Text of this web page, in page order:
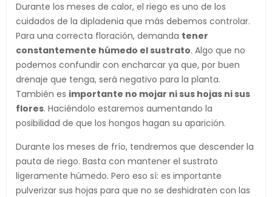
Durante los meses de calor, el riego es uno de los
cuidados de la dipladenia que más debemos controlar.
Para una correcta floración, demanda tener
constantemente húmedo el sustrato. Algo que no
podemos confundir con encharcar ya que, por buen
drenaje que tenga, será negativo para la planta.
También es importante no mojar ni sus hojas ni sus
flores. Haciéndolo estaremos aumentando la
posibilidad de que los hongos hagan su aparición.
Durante los meses de frío, tendremos que descender la
pauta de riego. Basta con mantener el sustrato
ligeramente húmedo. Pero eso sí: es importante
pulverizar sus hojas para que no se deshidraten con las